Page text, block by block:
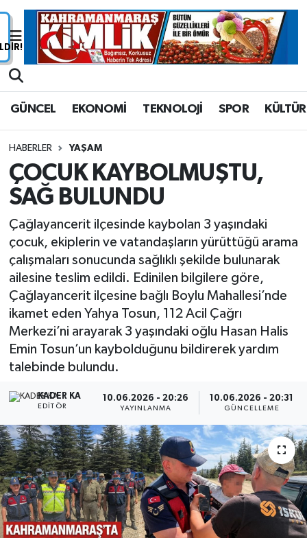
GÜNCEL EKONOMİ TEKNOLOJİ SPOR KÜLTÜR
HABERLER YAŞAM
ÇOCUK KAYBOLMUŞTU,
SAĞ BULUNDU
Çağlayancerit ilçesinde kaybolan 3 yaşındaki
çocuk, ekiplerin ve vatandaşların yürüttüğü arama
çalışmaları sonucunda sağlıklı şekilde bulunarak
ailesine teslim edildi. Edinilen bilgilere göre,
Çağlayancerit ilçesine bağlı Boylu Mahallesi’nde
ikamet eden Yahya Tosun, 112 Acil Çağrı
Merkezi’ni arayarak 3 yaşındaki oğlu Hasan Halis
Emin Tosun’un kaybolduğunu bildirerek yardım
talebinde bulundu.
KADER KA
EDITÖR
10.06.2026 - 20:26
YAYINLANMA
10.06.2026 - 20:31
GÜNCELLEME
Nöbetçi Eczaneler
Süper Lig Puan Durumu ve Fikstür
Tüm Manşetler
Son Dakika Haberleri
Haber Arşivi